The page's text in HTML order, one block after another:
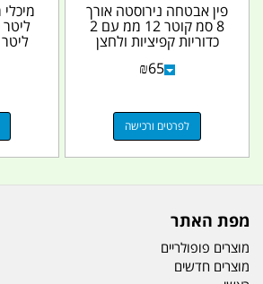
פין אבטחה נירוסטה אורך
8 סמ קוטר 12 ממ עם 2
כדוריות קפיציות ולחצן
שחרור מהיר...
₪65
לפרטים ורכישה
מפת האתר
מוצרים פופולריים
מוצרים חדשים